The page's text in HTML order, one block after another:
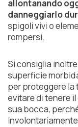
allontanando
danneggiarlo
spigoli vivi o
rompersi.
Si consiglia
superficie
per proteggere la
evitare di tenere
sua bocca,